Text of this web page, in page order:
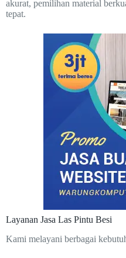
akurat, pemilihan material
tepat.
Layanan Jasa Las Pintu Besi
Kami melayani berbagai